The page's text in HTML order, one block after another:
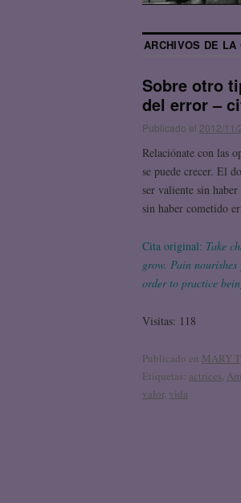
ARCHIVOS DE LA
Sobre otro
del error –
Publicado el 2012/11/
Relaciónate con las
se puede crecer. El
ser valiente sin
sin haber cometido
Cita original: Take
grow. Pain
order to practice
Visitas: 118
Publicado en MARY
Etiquetas: actrices,
valor, vida